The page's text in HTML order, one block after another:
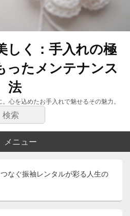
しく：手入れの極
ったメンテナンス
法
心を込めたお手入れで魅せるその魅力。
検
索
メニュー
なぐ振袖レンタルが彩る人生の